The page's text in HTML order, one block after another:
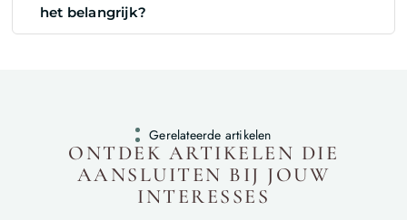
het belangrijk?
Gerelateerde artikelen
ONTDEK ARTIKELEN DIE
AANSLUITEN BIJ JOUW
INTERESSES